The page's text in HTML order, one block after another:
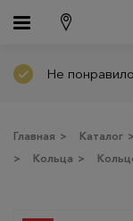
Не
Главная > Каталог >
>
Кольца >